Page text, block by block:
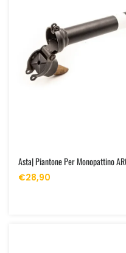
Asta| Piantone Per Monopattino
€28,90